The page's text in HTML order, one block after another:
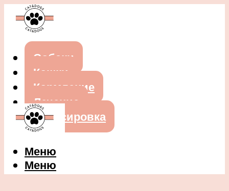
Собаки
Кошки
Кормление
Лечение
Дрессировка
Меню
Меню